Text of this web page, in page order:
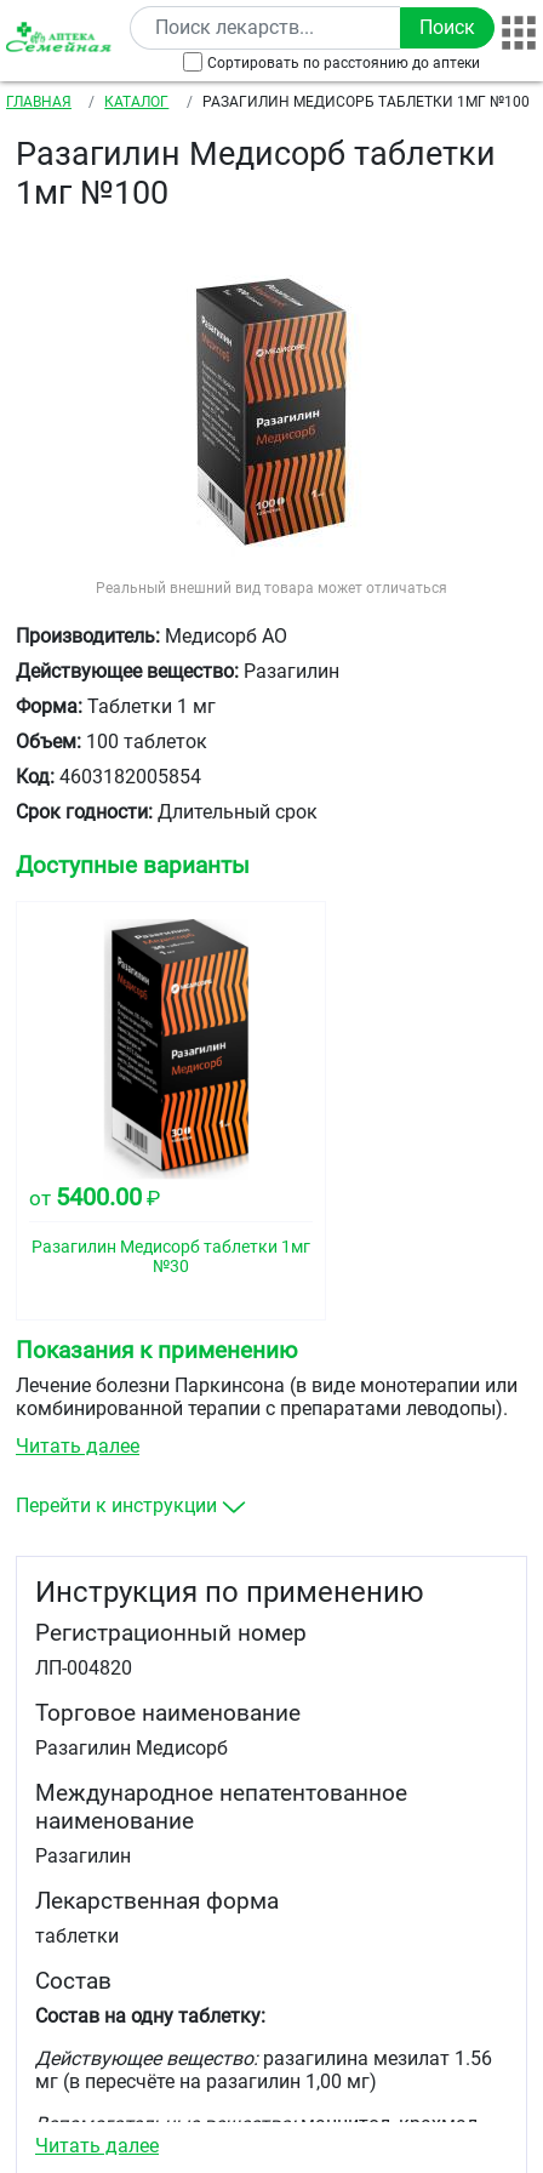
Перейти к основному содержанию
Сортировать по расстоянию до аптеки
Строка навигации
ГЛАВНАЯ КАТАЛОГ РАЗАГИЛИН МЕДИСОРБ ТАБЛЕТКИ 1МГ №100
Разагилин Медисорб таблетки
1мг №100
Реальный внешний вид товара может отличаться
Производитель: Медисорб АО
Действующее вещество: Разагилин
Форма: Таблетки 1 мг
Объем: 100 таблеток
Код: 4603182005854
Срок годности: Длительный срок
Доступные варианты
от 5400.00 ₽
Разагилин Медисорб таблетки 1мг
№30
Показания к применению
Лечение болезни Паркинсона (в виде монотерапии или
комбинированной терапии с препаратами леводопы).
Читать далее
Перейти к инструкции
Инструкция по применению
Регистрационный номер
ЛП-004820
Торговое наименование
Разагилин Медисорб
Международное непатентованное
наименование
Разагилин
Лекарственная форма
таблетки
Состав
Состав на одну таблетку:
Действующее вещество:разагилина мезилат 1.56
мг (в пересчёте на разагилин 1,00 мг)
Вспомогательные вещества:маннитол, крахмал
картофельный, крахмал прежелатинизированный,
Читать далее